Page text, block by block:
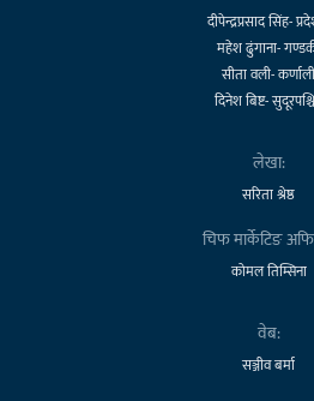
दीपेन्द्रप्रसाद सिंह-
महेश ढुंगाना-
सीता वली- कर्णाली
दिनेश बिष्ट-
लेखा:
सरिता श्रेष्ठ
चिफ मार्केटिङ
कोमल तिम्सिना
वेब:
सञ्जीव बर्मा